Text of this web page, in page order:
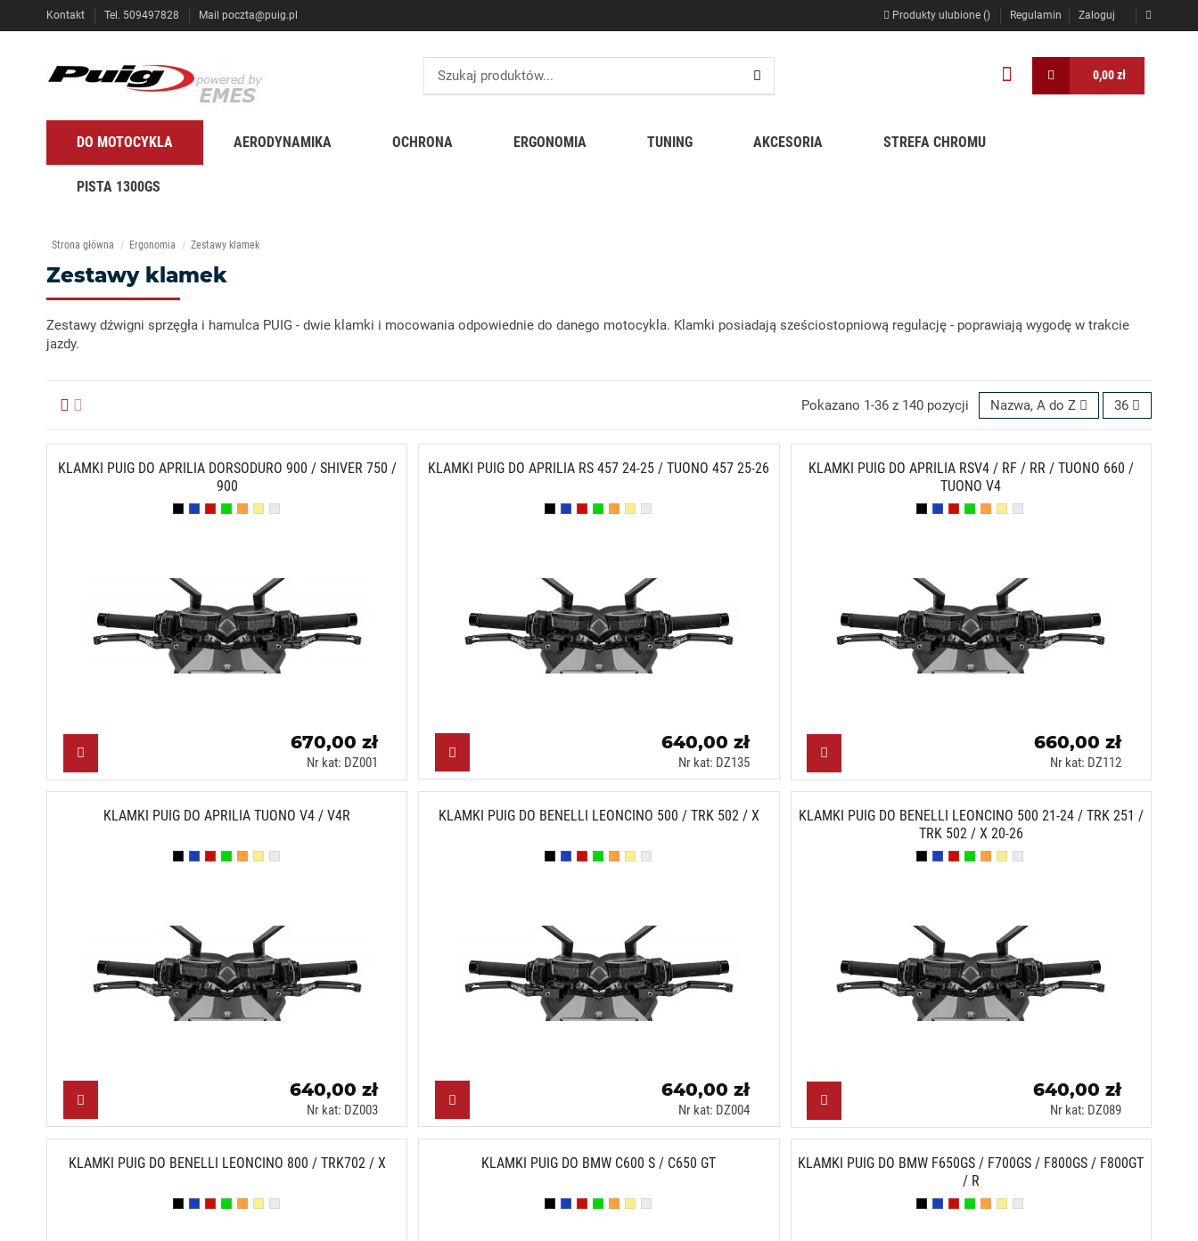
Kontakt Tel. 509497828 Mail poczta@puig.pl Produkty ulubione () Regulamin Zaloguj
0,00 zł
DO MOTOCYKLA AERODYNAMIKA OCHRONA ERGONOMIA TUNING AKCESORIA STREFA CHROMU
PISTA 1300GS
Strona główna Ergonomia Zestawy klamek
Zestawy klamek
Zestawy dźwigni sprzęgła i hamulca PUIG - dwie klamki i mocowania odpowiednie do danego motocykla. Klamki posiadają sześciostopniową regulację - poprawiają wygodę w trakcie
jazdy.
Pokazano 1-36 z 140 pozycji Nazwa, A do Z 36
KLAMKI PUIG DO APRILIA DORSODURO 900 / SHIVER 750 /
900
Czarny (N)
Niebieski (A)
Czerwony (R)
Zielony (V)
Pomarańczowy (T)
Złoty (O)
Srebrny (P)
670,00 zł
Nr kat: DZ001
KLAMKI PUIG DO APRILIA RS 457 24-25 / TUONO 457 25-26
Czarny (N)
Niebieski (A)
Czerwony (R)
Zielony (V)
Pomarańczowy (T)
Złoty (O)
Srebrny (P)
640,00 zł
Nr kat: DZ135
KLAMKI PUIG DO APRILIA RSV4 / RF / RR / TUONO 660 /
TUONO V4
Czarny (N)
Niebieski (A)
Czerwony (R)
Zielony (V)
Pomarańczowy (T)
Złoty (O)
Srebrny (P)
660,00 zł
Nr kat: DZ112
KLAMKI PUIG DO APRILIA TUONO V4 / V4R
Czarny (N)
Niebieski (A)
Czerwony (R)
Zielony (V)
Pomarańczowy (T)
Złoty (O)
Srebrny (P)
640,00 zł
Nr kat: DZ003
KLAMKI PUIG DO BENELLI LEONCINO 500 / TRK 502 / X
Czarny (N)
Niebieski (A)
Czerwony (R)
Zielony (V)
Pomarańczowy (T)
Złoty (O)
Srebrny (P)
640,00 zł
Nr kat: DZ004
KLAMKI PUIG DO BENELLI LEONCINO 500 21-24 / TRK 251 /
TRK 502 / X 20-26
Czarny (N)
Niebieski (A)
Czerwony (R)
Zielony (V)
Pomarańczowy (T)
Złoty (O)
Srebrny (P)
640,00 zł
Nr kat: DZ089
KLAMKI PUIG DO BENELLI LEONCINO 800 / TRK702 / X
Czarny (N)
Niebieski (A)
Czerwony (R)
Zielony (V)
Pomarańczowy (T)
Złoty (O)
Srebrny (P)
KLAMKI PUIG DO BMW C600 S / C650 GT
Czarny (N)
Niebieski (A)
Czerwony (R)
Zielony (V)
Pomarańczowy (T)
Złoty (O)
Srebrny (P)
KLAMKI PUIG DO BMW F650GS / F700GS / F800GS / F800GT
/ R
Czarny (N)
Niebieski (A)
Czerwony (R)
Zielony (V)
Pomarańczowy (T)
Złoty (O)
Srebrny (P)